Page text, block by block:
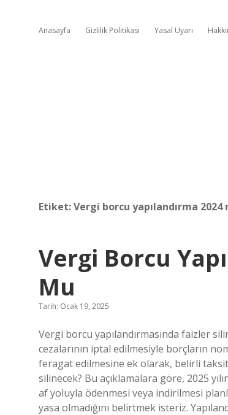
Anasayfa Gizlilik Politikası Yasal Uyarı
Etiket:Vergi borcu yapılandırma 2024
Vergi Borcu
Mu
Tarih: Ocak 19, 2025
Vergi borcu yapılandırmasında faizler
cezalarının iptal edilmesiyle borçların
feragat edilmesine ek olarak, belirli
silinecek? Bu açıklamalara göre, 2025
af yoluyla ödenmesi veya indirilmesi
yasa olmadığını belirtmek isteriz.